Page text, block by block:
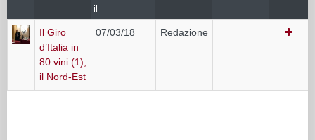
il
Il Giro
d’Italia in
80 vini (1),
il Nord-Est
07/03/18 Redazione